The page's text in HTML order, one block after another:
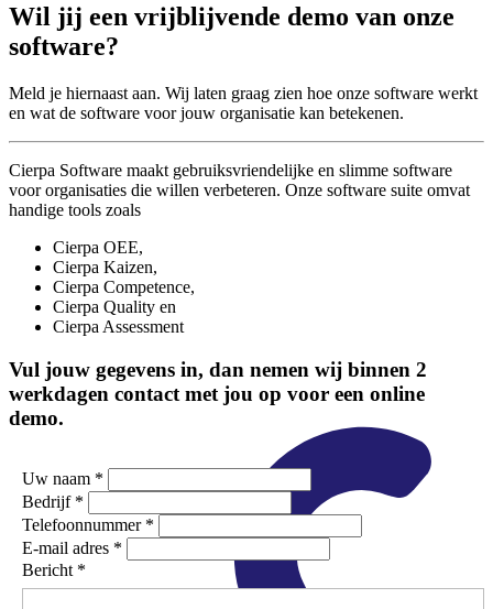
Wil jij een vrijblijvende demo van onze
software?
Meld je hiernaast aan. Wij laten graag zien hoe onze software werkt
en wat de software voor jouw organisatie kan betekenen.
Cierpa Software maakt gebruiksvriendelijke en slimme software
voor organisaties die willen verbeteren. Onze software suite omvat
handige tools zoals
Cierpa OEE,
Cierpa Kaizen,
Cierpa Competence,
Cierpa Quality en
Cierpa Assessment
Vul jouw gegevens in, dan nemen wij binnen 2
werkdagen contact met jou op voor een online
demo.
Uw naam *
Bedrijf *
Telefoonnummer *
E-mail adres *
Bericht *